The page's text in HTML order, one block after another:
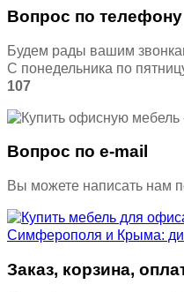
Вопрос по телефону
Будем рады вашим
С понедельника по
107
Вопрос по e-mail
Вы можете написать нам
Заказ, корзина,